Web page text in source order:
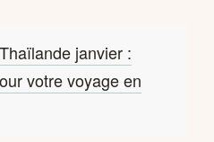
janvier :
votre voyage en